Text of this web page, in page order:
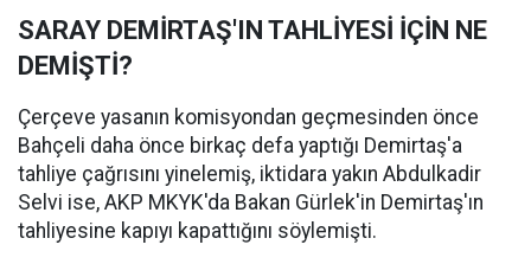
SARAY DEMİRTAŞ'IN TAHLİYESİ İÇİN NE
DEMİŞTİ?
Çerçeve yasanın komisyondan geçmesinden önce
Bahçeli daha önce birkaç defa yaptığı Demirtaş'a
tahliye çağrısını yinelemiş, iktidara yakın Abdulkadir
Selvi ise, AKP MKYK'da Bakan Gürlek'in Demirtaş'ın
tahliyesine kapıyı kapattığını söylemişti.